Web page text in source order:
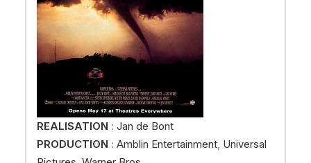
REALISATION : Jan de Bont
PRODUCTION : Amblin Entertainment, Universal